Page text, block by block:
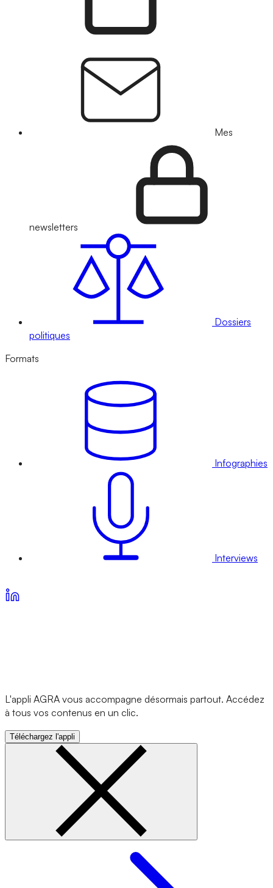
Mes
newsletters
Dossiers
politiques
Formats
Infographies
Interviews
L'appli AGRA vous accompagne désormais partout. Accédez
à tous vos contenus en un clic.
Téléchargez l'appli